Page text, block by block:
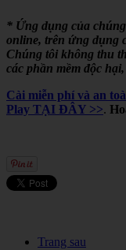
* Ứng dụng của
online, trên ứng dụng
Chúng tôi không thu
các phần mềm độc
Cài miễn phí và an
Play TẠI ĐÂY >>.
Trang sau